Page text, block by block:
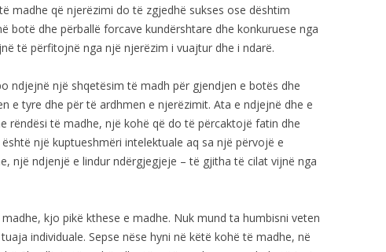
madhe që njerëzimi do të zgjedhë sukses ose dështim
botë dhe përballë forcave kundërshtare dhe konkuruese nga
të përfitojnë nga një njerëzim i vuajtur dhe i ndarë.
ndjejnë një shqetësim të madh për gjendjen e botës dhe
e tyre dhe për të ardhmen e njerëzimit. Ata e ndjejnë dhe e
rëndësi të madhe, një kohë që do të përcaktojë fatin dhe
një kuptueshmëri intelektuale aq sa një përvojë e
një ndjenjë e lindur ndërgjegjeje – të gjitha të cilat vijnë nga
kjo pikë kthese e madhe. Nuk mund ta humbisni veten
individuale. Sepse nëse hyni në këtë kohë të madhe, në